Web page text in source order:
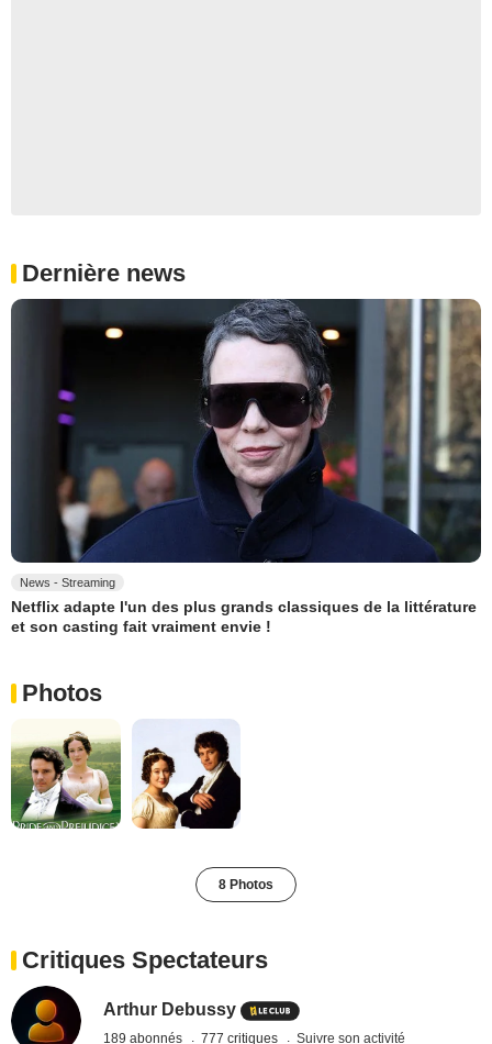
Dernière news
News - Streaming
Netflix adapte l'un des plus grands classiques de la littérature
et son casting fait vraiment envie !
Photos
8 Photos
Critiques Spectateurs
Arthur Debussy
189 abonnés 777 critiques Suivre son activité